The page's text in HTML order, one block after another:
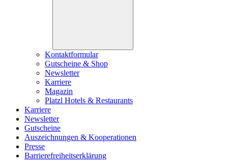
Kontaktformular
Gutscheine & Shop
Newsletter
Karriere
Magazin
Platzl Hotels & Restaurants
Karriere
Newsletter
Gutscheine
Auszeichnungen & Kooperationen
Presse
Barrierefreiheitserklärung